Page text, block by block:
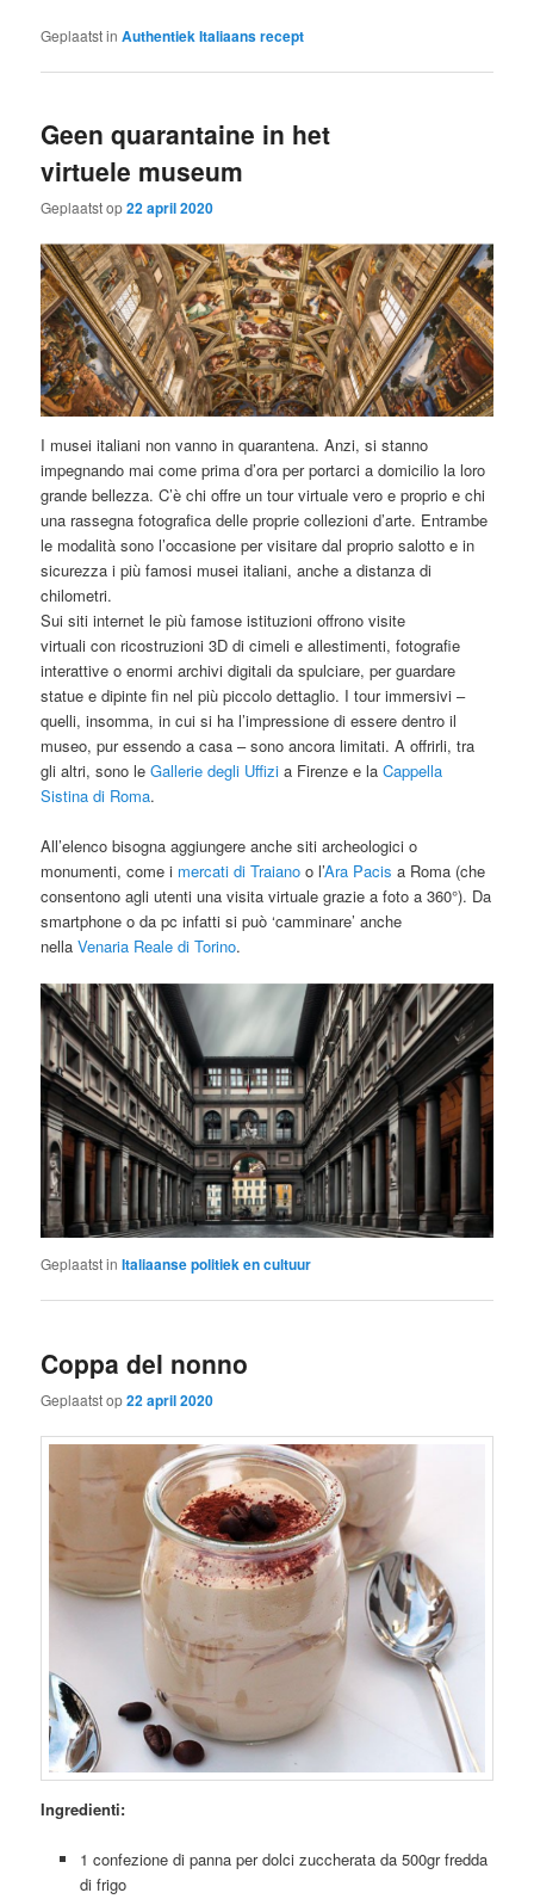
Geplaatst in Authentiek Italiaans recept
Geen quarantaine in het
virtuele museum
Geplaatst op22 april 2020
I musei italiani non vanno in quarantena. Anzi, si stanno
impegnando mai come prima d’ora per portarci a domicilio la loro
grande bellezza. C’è chi offre un tour virtuale vero e proprio e chi
una rassegna fotografica delle proprie collezioni d’arte. Entrambe
le modalità sono l’occasione per visitare dal proprio salotto e in
sicurezza i più famosi musei italiani, anche a distanza di
chilometri.
Sui siti internet le più famose istituzioni offrono visite
virtuali con ricostruzioni 3D di cimeli e allestimenti, fotografie
interattive o enormi archivi digitali da spulciare, per guardare
statue e dipinte fin nel più piccolo dettaglio. I tour immersivi –
quelli, insomma, in cui si ha l’impressione di essere dentro il
museo, pur essendo a casa – sono ancora limitati. A offrirli, tra
gli altri, sono leGallerie degli Uffizi a Firenze e laCappella
Sistina di Roma.
All’elenco bisogna aggiungere anche siti archeologici o
monumenti, come i mercati di Traiano o l’Ara Pacis a Roma (che
consentono agli utenti una visita virtuale grazie a foto a 360°). Da
smartphone o da pc infatti si può ‘camminare’ anche
nellaVenaria Reale di Torino.
Geplaatst in Italiaanse politiek en cultuur
Coppa del nonno
Geplaatst op22 april 2020
Ingredienti:
1 confezione di panna per dolci zuccherata da 500gr fredda
di frigo